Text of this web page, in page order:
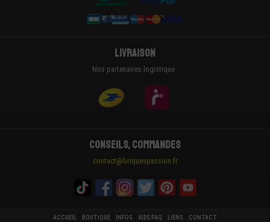
Livraison
Nos partenaires logistique :
Conseils, Commandes
contact@briquespassion.fr
ACCUEIL BOUTIQUE INFOS AIDE/FAQ LIENS CONTACT